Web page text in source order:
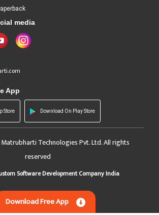
media
App
Store Download On Play Store
Technologies Pvt. Ltd. All rights
reserved
Software Development Company India
Download Free App